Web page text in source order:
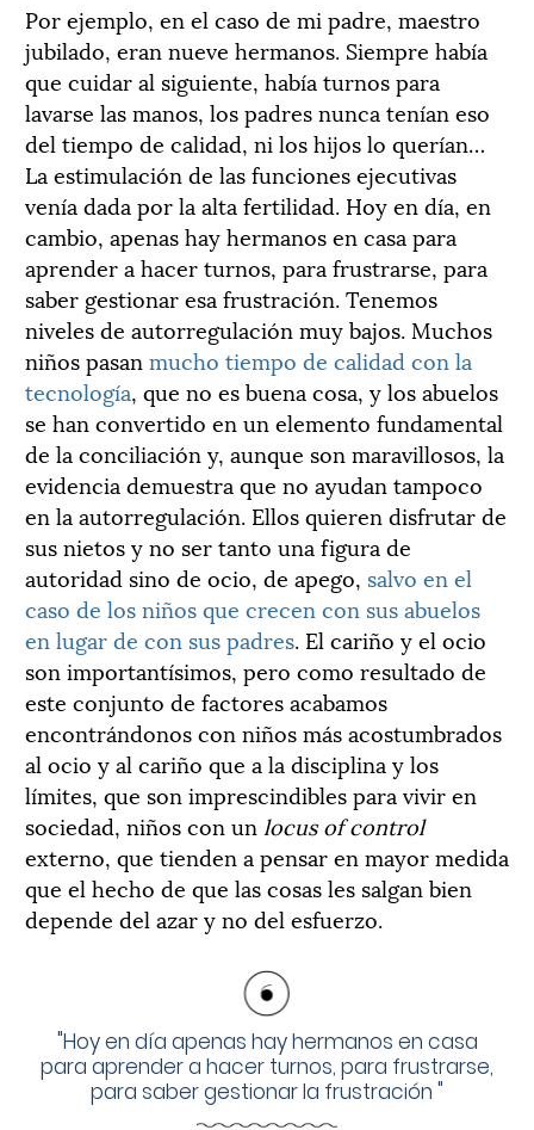
Por ejemplo, en el caso de mi padre, maestro
jubilado, eran nueve hermanos. Siempre había
que cuidar al siguiente, había turnos para
lavarse las manos, los padres nunca tenían eso
del tiempo de calidad, ni los hijos lo querían…
La estimulación de las funciones ejecutivas
venía dada por la alta fertilidad. Hoy en día, en
cambio, apenas hay hermanos en casa para
aprender a hacer turnos, para frustrarse, para
saber gestionar esa frustración. Tenemos
niveles de autorregulación muy bajos. Muchos
niños pasan mucho tiempo de calidad con la
tecnología, que no es buena cosa, y los abuelos
se han convertido en un elemento fundamental
de la conciliación y, aunque son maravillosos, la
evidencia demuestra que no ayudan tampoco
en la autorregulación. Ellos quieren disfrutar de
sus nietos y no ser tanto una figura de
autoridad sino de ocio, de apego, salvo en el
caso de los niños que crecen con sus abuelos
en lugar de con sus padres. El cariño y el ocio
son importantísimos, pero como resultado de
este conjunto de factores acabamos
encontrándonos con niños más acostumbrados
al ocio y al cariño que a la disciplina y los
límites, que son imprescindibles para vivir en
sociedad, niños con un locus of control
externo, que tienden a pensar en mayor medida
que el hecho de que las cosas les salgan bien
depende del azar y no del esfuerzo.
"Hoy en día apenas hay hermanos en casa
para aprender a hacer turnos, para frustrarse,
para saber gestionar la frustración "